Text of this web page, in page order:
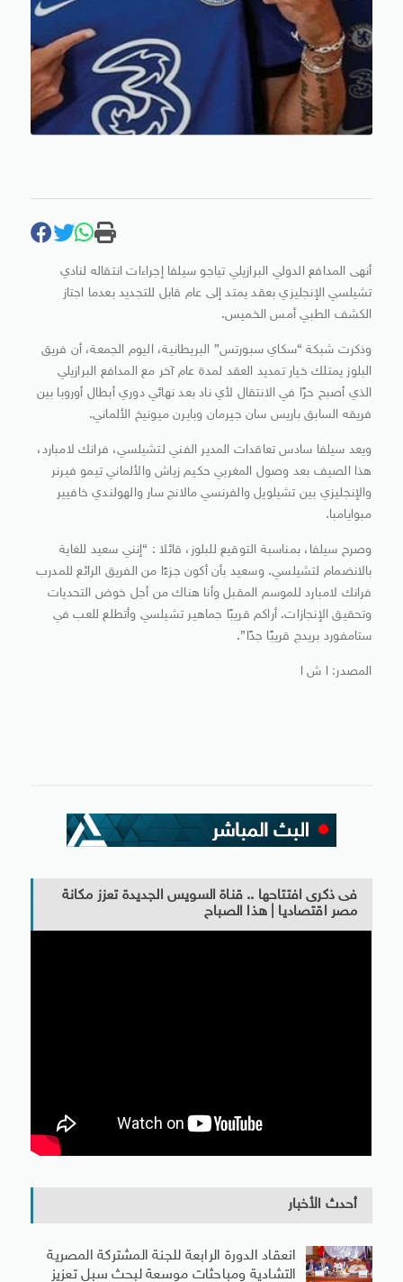
أنهى المدافع الدولي البرازيلي تياجو سيلفا إجراءات انتقاله لنادي
تشيلسي الإنجليزي بعقد يمتد إلى عام قابل للتجديد بعدما اجتاز
الكشف الطبي أمس الخميس.
وذكرت شبكة “سكاي سبورتس” البريطانية، اليوم الجمعة، أن فريق
البلوز يمتلك خيار تمديد العقد لمدة عام آخر مع المدافع البرازيلي
الذي أصبح حرًا في الانتقال لأي ناد بعد نهائي دوري أبطال أوروبا بين
فريقه السابق باريس سان جيرمان وبايرن ميونيخ الألماني.
ويعد سيلفا سادس تعاقدات المدير الفني لتشيلسي، فرانك لامبارد،
هذا الصيف بعد وصول المغربي حكيم زياش والألماني تيمو فيرنر
والإنجليزي بين تشيلويل والفرنسي مالانج سار والهولندي خافيير
مبوايامبا.
وصرح سيلفا، بمناسبة التوقيع للبلوز، قائلا : “إنني سعيد للغاية
بالانضمام لتشيلسي. وسعيد بأن أكون جزءًا من الفريق الرائع للمدرب
فرانك لامبارد للموسم المقبل وأنا هناك من أجل خوض التحديات
وتحقيق الإنجازات. أراكم قريبًا جماهير تشيلسي وأتطلع للعب في
ستامفورد بريدج قريبًا جدًا”.
المصدر: ا ش ا
فى ذكرى افتتاحها .. قناة السويس الجديدة تعزز مكانة
مصر اقتصاديا | هذا الصباح
أحدث الأخبار
انعقاد الدورة الرابعة للجنة المشتركة المصرية
التشادية ومباحثات موسعة لبحث سبل تعزيز